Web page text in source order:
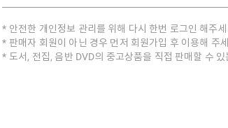
안전한 개인정보 관리를 위해 다시 한번 로그인 해주
판매자 회원이 아닌 경우 먼저 회원가입 후 이용해 주
도서, 전집, 음반 DVD의 중고상품을 직접 판매할 수